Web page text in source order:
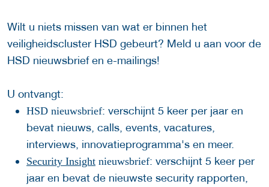
Wilt u niets missen van wat er binnen het
veiligheidscluster HSD gebeurt? Meld u aan voor de
HSD nieuwsbrief en e-mailings!
U ontvangt:
HSD nieuwsbrief: verschijnt 5 keer per jaar en
bevat nieuws, calls, events, vacatures,
interviews, innovatieprogramma's en meer.
Security Insight nieuwsbrief: verschijnt 5 keer per
jaar en bevat de nieuwste security rapporten,